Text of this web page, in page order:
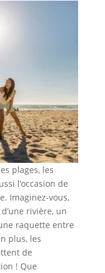
plages, les
l’occasion de
Imaginez-vous,
rivière, un
raquette entre
plus, les
de
! Que